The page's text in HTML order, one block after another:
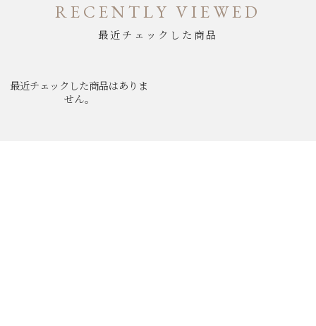
RECENTLY VIEWED
最近チェックした商品
最近チェックした商品はありま
せん。